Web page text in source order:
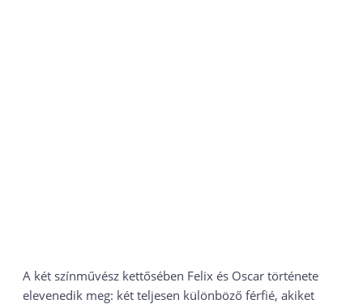
A két színművész kettősében Felix és Oscar története
elevenedik meg: két teljesen különböző férfié, akiket